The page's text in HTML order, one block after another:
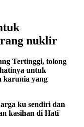
nuklir
Tertinggi, tolong
untuk
karunia yang
ku sendiri dan
kasihan di Hati